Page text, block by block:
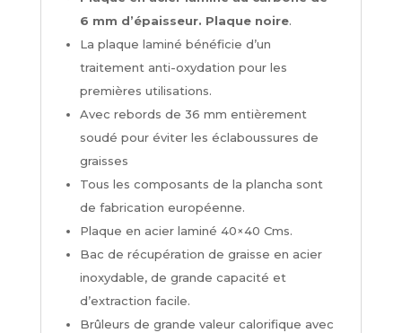
6 mm d’épaisseur. Plaque noire.
La plaque laminé bénéficie d’un
traitement anti-oxydation pour les
premières utilisations.
Avec rebords de 36 mm entièrement
soudé pour éviter les éclaboussures de
graisses
Tous les composants de la plancha sont
de fabrication européenne.
Plaque en acier laminé 40×40 Cms.
Bac de récupération de graisse en acier
inoxydable, de grande capacité et
d’extraction facile.
Brûleurs de grande valeur calorifique avec